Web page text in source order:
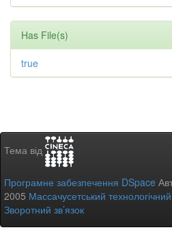
Has File(s)
true
Тема від
Програмне забезпечення DSpace
2005 Массачусетський технологічний
Зворотний зв’язок